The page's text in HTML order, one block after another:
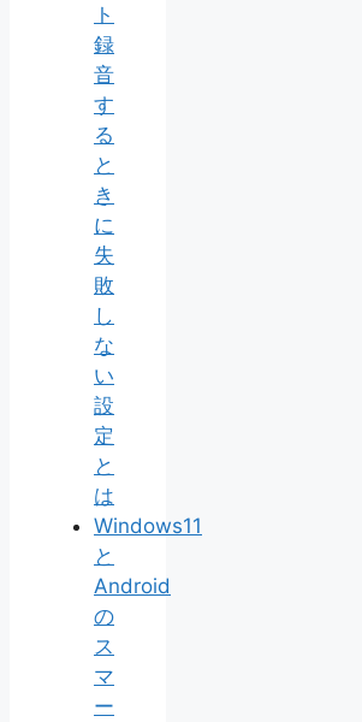
ト
録
音
す
る
と
き
に
失
敗
し
な
い
設
定
と
は
Windows11
と
Android
の
ス
マ
ー